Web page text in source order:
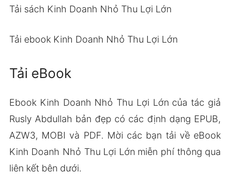
Tải sách Kinh Doanh Nhỏ Thu Lợi Lớn
Tải ebook Kinh Doanh Nhỏ Thu Lợi Lớn
Tải eBook
Ebook Kinh Doanh Nhỏ Thu Lợi Lớn của tác giả
Rusly Abdullah bản đẹp có các định dạng EPUB,
AZW3, MOBI và PDF. Mời các bạn tải về eBook
Kinh Doanh Nhỏ Thu Lợi Lớn miễn phí thông qua
liên kết bên dưới.